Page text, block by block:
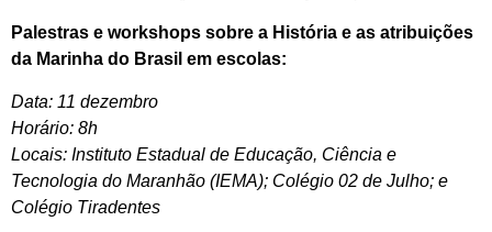
Palestras e workshops sobre a História e as atribuições
da Marinha do Brasil em escolas:
Data: 11 dezembro
Horário: 8h
Locais: Instituto Estadual de Educação, Ciência e
Tecnologia do Maranhão (IEMA); Colégio 02 de Julho; e
Colégio Tiradentes